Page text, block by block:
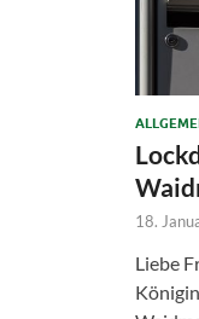
18.
Liebe